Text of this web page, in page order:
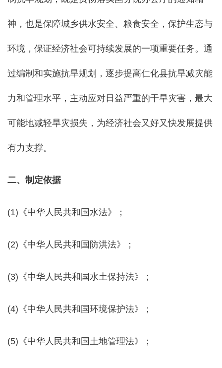
神，也是保障城乡供水安全、粮食安全，保护生态与
环境，保证经济社会可持续发展的一项重要任务。通
过编制和实施抗旱规划，逐步提高仁化县抗旱减灾能
力和管理水平，主动应对日益严重的干旱灾害，最大
可能地减轻旱灾损失，为经济社会又好又快发展提供
有力支撑。
二、制定依据
(1)《中华人民共和国水法》；
(2)《中华人民共和国防洪法》；
(3)《中华人民共和国水土保持法》；
(4)《中华人民共和国环境保护法》；
(5)《中华人民共和国土地管理法》；